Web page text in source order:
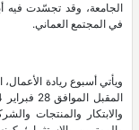
الجامعة، وقد تجسّدت فيه
في المجتمع العماني.
ويأتي أسبوع ريادة
والابتكار والمنتجات